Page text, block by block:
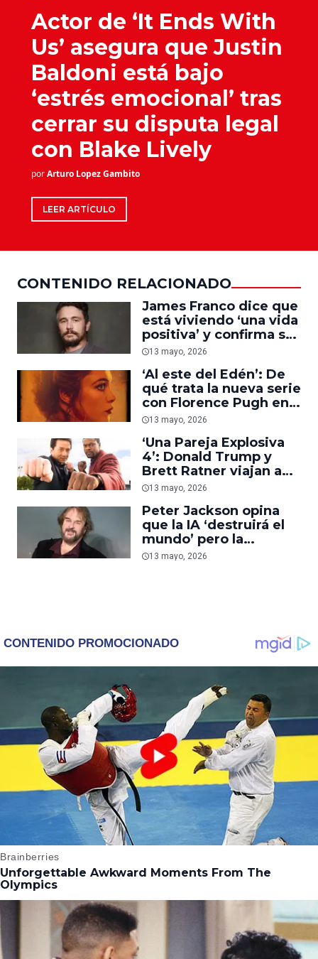
Actor de ‘It Ends With
Us’ asegura que Justin
Baldoni está bajo
‘estrés emocional’ tras
cerrar su disputa legal
con Blake Lively
porArturo Lopez Gambito
LEER ARTÍCULO
CONTENIDO RELACIONADO
James Franco dice que
está viviendo ‘una vida
positiva’ y confirma su
regreso a Hollywood
13 mayo, 2026
‘Al este del Edén’: De
qué trata la nueva serie
con Florence Pugh en
Netflix
13 mayo, 2026
‘Una Pareja Explosiva
4’: Donald Trump y
Brett Ratner viajan a
China para buscar
película
13 mayo, 2026
Peter Jackson opina
que la IA ‘destruirá el
mundo’ pero la
considera una
13 mayo, 2026